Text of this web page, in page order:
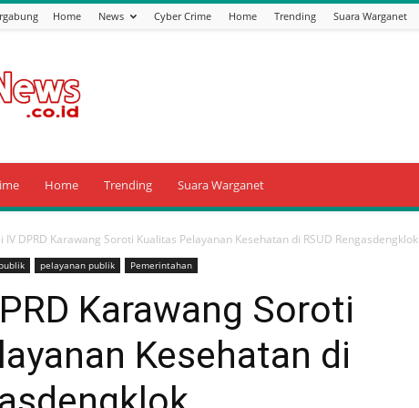
Home News Cyber Crime Home Trending Suara Warganet
Home Trending Suara Warganet
IV DPRD Karawang Soroti Kualitas Pelayanan Kesehatan di RSUD Rengasdengklok
pelayanan publik Pemerintahan
Karawang Soroti
Kesehatan di